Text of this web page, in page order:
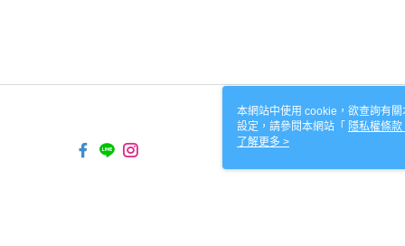
本網站中使用 cookie，欲查詢有
設定，請參閱本網站「 隱私權條款
使用 cookie。
了解更多 >